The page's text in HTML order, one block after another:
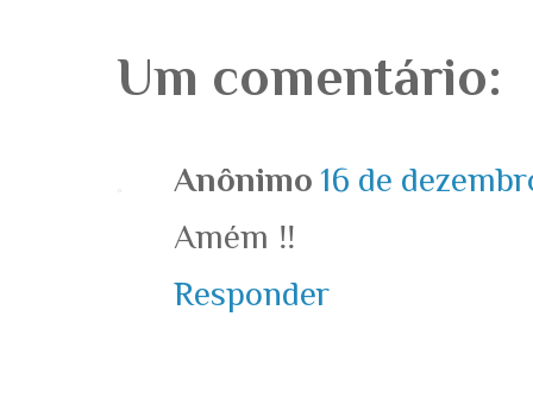
Um comentário:
Anônimo 16 de
Amém ‼️
Responder